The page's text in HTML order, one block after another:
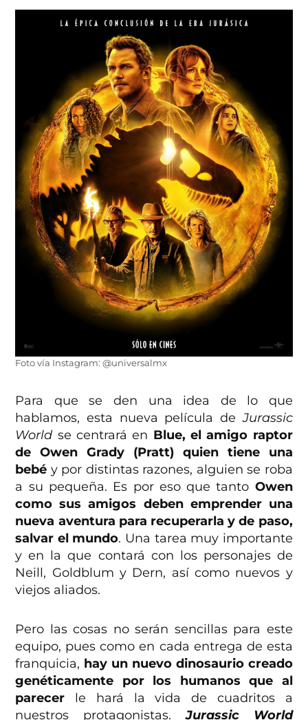
Foto vía Instagram: @universalmx
Para que se den una idea de lo que
hablamos, esta nueva película deJurassic
World se centrará en Blue, el amigo raptor
de Owen Grady (Pratt) quien tiene una
bebé y por distintas razones, alguien se roba
a su pequeña. Es por eso que tanto Owen
como sus amigos deben emprender una
nueva aventura para recuperarla y de paso,
salvar el mundo. Una tarea muy importante
y en la que contará con los personajes de
Neill, Goldblum y Dern, así como nuevos y
viejos aliados.
Pero las cosas no serán sencillas para este
equipo, pues como en cada entrega de esta
franquicia, hay un nuevo dinosaurio creado
genéticamente por los humanos que al
parecer le hará la vida de cuadritos a
nuestros protagonistas.Jurassic World